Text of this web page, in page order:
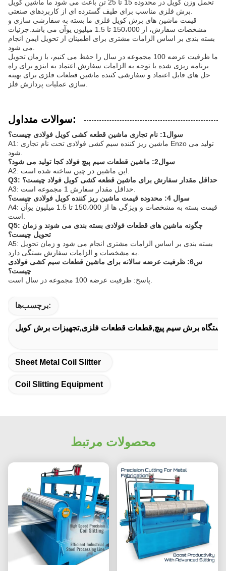
تحمل وزن کویل در محدوده 15 تا 25 تن باعث می شود ما ماشین کویل
قیمت ماشین های برش کویل فلزی ما بسته به سفارشی سازی و
مشخصات سفارش، از 150،000 تا 1.5 میلیون یوآن می باشد.جزئیات
بسته بندی بر اساس الزامات مشتری برای اطمینان از تحویل ایمن انجام
ما ظرفیت عرضه 100 مجموعه در سال را حفظ می کنیم، با زمان تحویل
برنامه ریزی شده با توجه به الزامات سفارش.اعتماد به اینزو برای راه
حل های قابل اعتماد و سفارشی کننده ماشین قطعات فلزی برای بهینه
سوالات متداول:
سوال1: نام تجاری ماشین قطعه کشی کویل فولادی چیست؟
A1: ماشین ریز کننده سیم کشی فولادی تحت نام تجاری Enzo تولید می
سوال2: ماشین قطعات سیم پیچ فولاد کجا تولید می شود؟
Q3: حداقل مقدار سفارش برای ماشین قطعه کشی کویل فولاد چیست؟
سوال 4: محدوده قیمت ماشین ریز کننده کویل فولادی چیست؟
A4: قیمت بسته به مشخصات و ویژگی ها از 150،000 تا 1.5 میلیون یوآن
Q5: چگونه ماشین های قطعات فولادی بسته بندی می شوند و زمان
تحویل چیست؟
A5: بسته بندی بر اساس الزامات مشتری انجام می شود و زمان تحویل
س6: ظرفیت عرضه سالانه برای ماشین قطعات سیم کشی فولادی
چیست؟
برچسب‌ها:
دستگاه برش سیم پیچ,قطعات قطعات فلزی,تجهیزات برش کویل
Sheet Metal Coil Slitter
Coil Slitting Equipment
محصولات مرتبط